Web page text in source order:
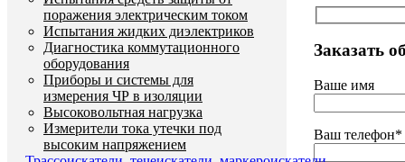
Заказать
Ваше имя
Ваш телефон*
поражения электрическим током
Испытания жидких диэлектриков
Диагностика коммутационного
оборудования
Приборы и системы для
измерения ЧР в изоляции
Высоковольтная нагрузка
Измерители тока утечки под
высоким напряжением